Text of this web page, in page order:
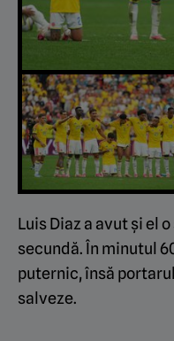
Luis Diaz a avut și el
secundă. În minutul
puternic, însă
salveze.